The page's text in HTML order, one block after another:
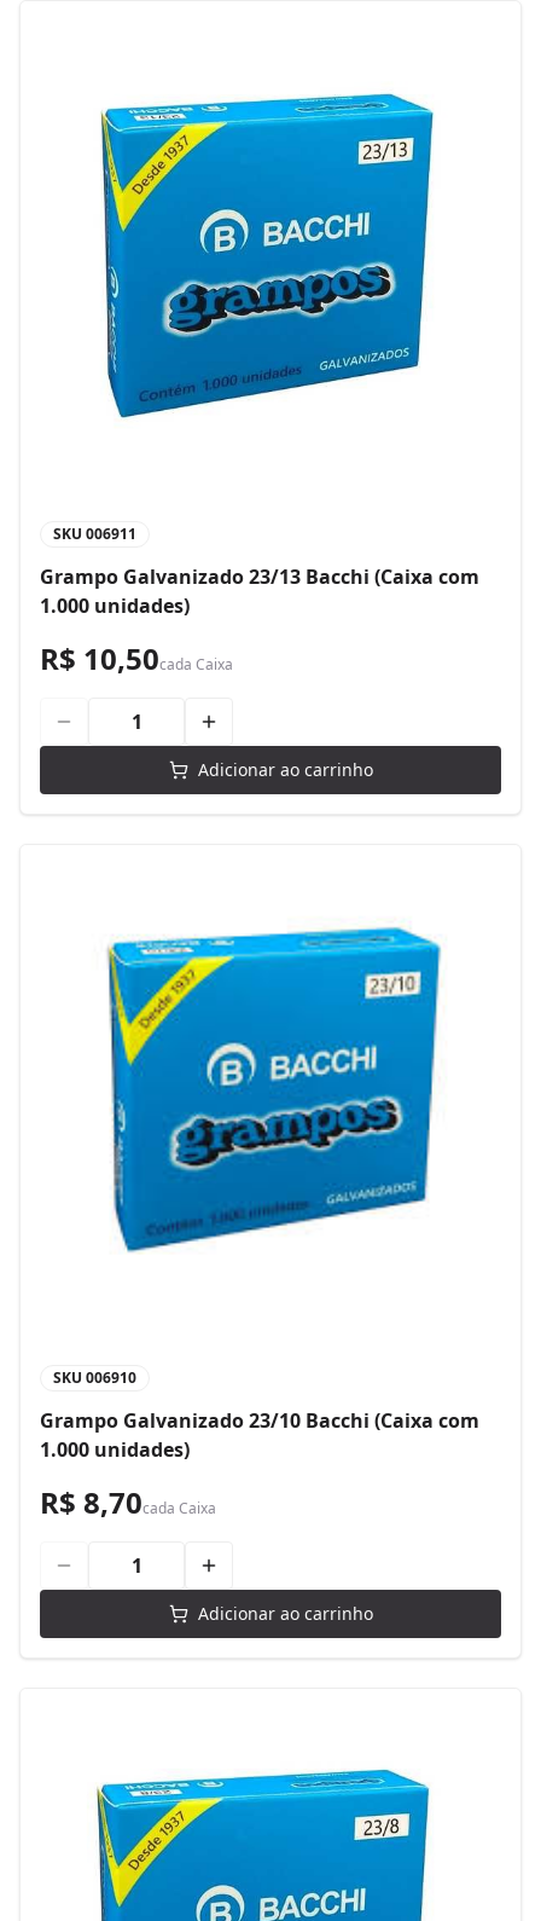
SKU 006911
Grampo Galvanizado 23/13 Bacchi (Caixa com
1.000 unidades)
R$ 10,50cada Caixa
Adicionar ao carrinho
SKU 006910
Grampo Galvanizado 23/10 Bacchi (Caixa com
1.000 unidades)
R$ 8,70cada Caixa
Adicionar ao carrinho